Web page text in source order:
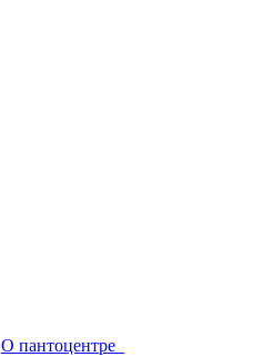
О пантоцентре